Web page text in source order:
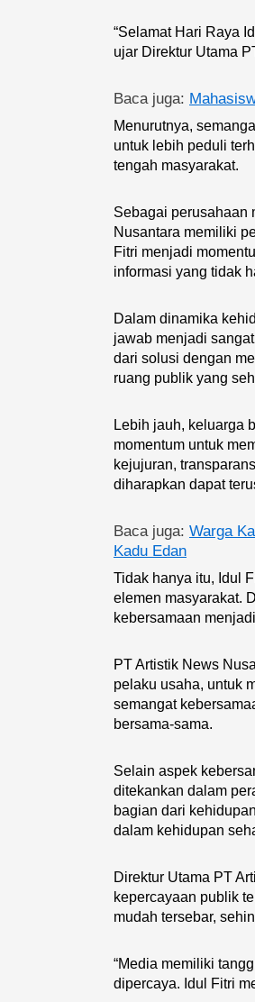
“Selamat Hari Raya
ujar Direktur Utama
Baca juga:
Menurutnya,
untuk lebih peduli
tengah masyarakat.
Sebagai perusahaan
Nusantara memiliki
Fitri menjadi
informasi yang tidak
Dalam dinamika
jawab menjadi
dari solusi dengan
ruang publik yang
Lebih jauh, keluarga
momentum untuk
kejujuran,
diharapkan dapat
Baca juga: Warga
Kadu Edan
Tidak hanya itu, Idul
elemen masyarakat.
kebersamaan
PT Artistik News
pelaku usaha, untuk
semangat
bersama-sama.
Selain aspek
ditekankan dalam
bagian dari
dalam kehidupan
Direktur Utama PT
kepercayaan publik
mudah tersebar,
“Media memiliki
dipercaya. Idul Fitri